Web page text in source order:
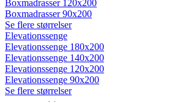
Boxmadrasser 120x200
Boxmadrasser 90x200
Se flere størrelser
Elevationssenge
Elevationssenge 180x200
Elevationssenge 140x200
Elevationssenge 120x200
Elevationssenge 90x200
Se flere størrelser